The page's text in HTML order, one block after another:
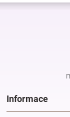
Z
Informace